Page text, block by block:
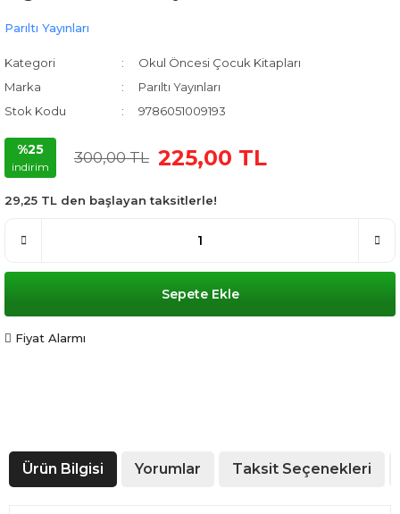
Parıltı Yayınları
Kategori
Okul Öncesi Çocuk Kitapları
Marka
Parıltı Yayınları
Stok Kodu
9786051009193
%25
indirim
300,00 TL 225,00 TL
29,25 TL den başlayan taksitlerle!
Sepete Ekle
Fiyat Alarmı
Ürün Bilgisi Yorumlar Taksit Seçenekleri